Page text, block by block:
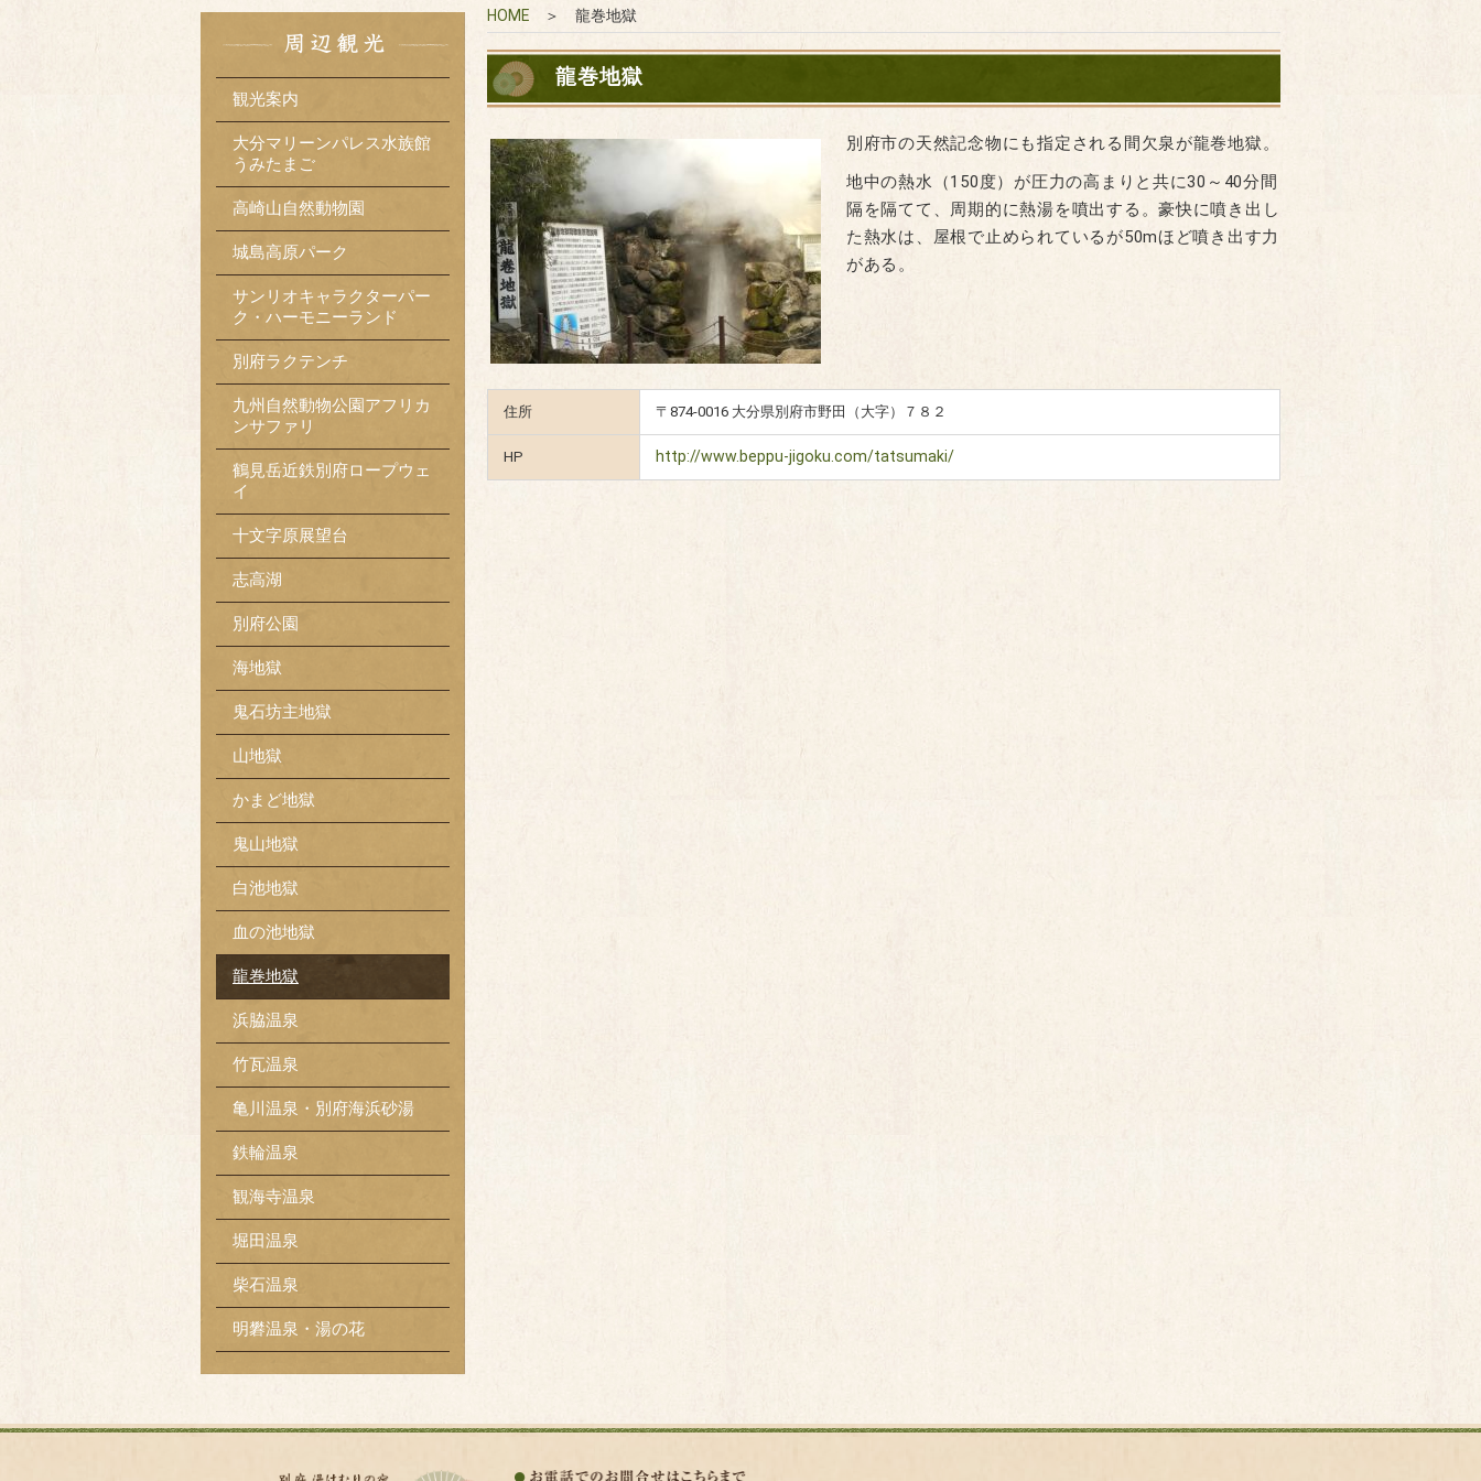
観光案内
大分マリーンパレス水族館
うみたまご
高崎山自然動物園
城島高原パーク
サンリオキャラクターパー
ク・ハーモニーランド
別府ラクテンチ
九州自然動物公園アフリカ
ンサファリ
鶴見岳近鉄別府ロープウェ
イ
十文字原展望台
志高湖
別府公園
海地獄
鬼石坊主地獄
山地獄
かまど地獄
鬼山地獄
白池地獄
血の池地獄
龍巻地獄
浜脇温泉
竹瓦温泉
亀川温泉・別府海浜砂湯
鉄輪温泉
観海寺温泉
堀田温泉
柴石温泉
明礬温泉・湯の花
HOME ＞ 龍巻地獄
龍巻地獄
別府市の天然記念物にも指定される間欠泉が龍巻地獄。
地中の熱水（150度）が圧力の高まりと共に30～40分間
隔を隔てて、周期的に熱湯を噴出する。豪快に噴き出し
た熱水は、屋根で止められているが50mほど噴き出す力
がある。
住所 〒874-0016 大分県別府市野田（大字）７８２
HP http://www.beppu-jigoku.com/tatsumaki/